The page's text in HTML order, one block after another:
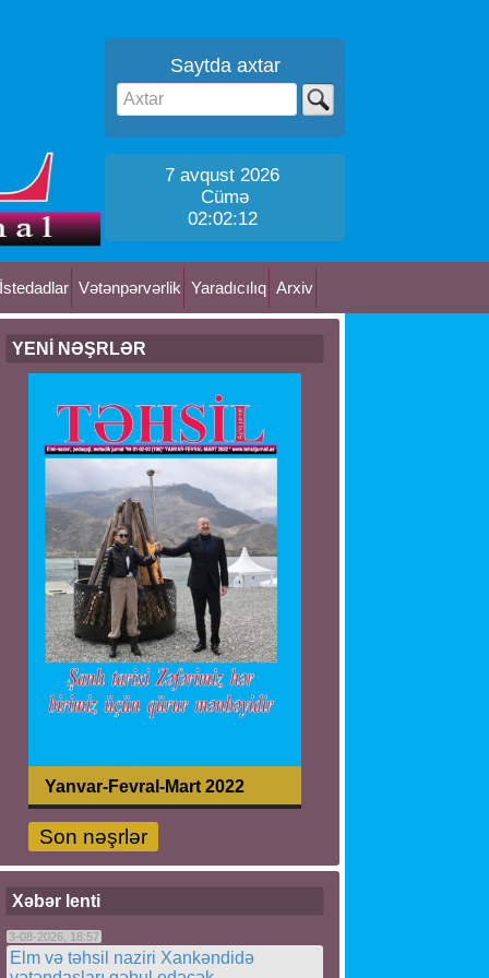
Saytda axtar
7 avqust 2026
Cümə
02:02:12
İstedadlar Vətənpərvərlik Yaradıcılıq Arxiv
YENİ NƏŞRLƏR
Yanvar-Fevral-Mart 2022
Son nəşrlər
Xəbər lenti
3-08-2026, 18:57
Elm və təhsil naziri Xankəndidə